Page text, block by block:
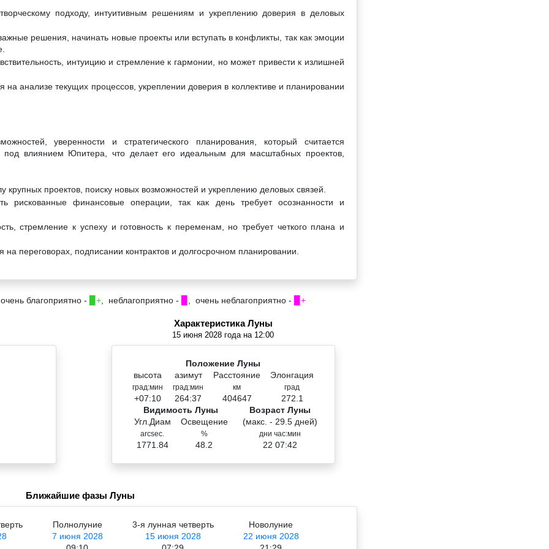
подходу, интуитивным решениям и укреплению доверия в деловых
решения, начинать новые проекты или вступать в конфликты, так как эмоции
интуицию и стремление к гармонии, но может привести к излишней
на анализе текущих процессов, укреплении доверия в коллективе и планировании
уверенности и стратегического планирования, который считается
влиянием Юпитера, что делает его идеальным для масштабных проектов,
крупных проектов, поиску новых возможностей и укреплению деловых связей.
рискованные финансовые операции, так как день требует осознанности и
стремление к успеху и готовность к переменам, но требует четкого плана и
переговорах, подписании контрактов и долгосрочном планировании.
благоприятно - ▉+ , неблагоприятно - , очень неблагоприятно - ▉+
Характеристика Луны
15 июня 2028 года на 12:00
Положение Луны
высота
град:мин
+07:10
азимут
град:мин
264:37
Расстояние
км
404647
Элонгация
град
272.1
Видимость Луны
Угл.Диам
arcsec.
1771.84
Освещение
%
48.2
Возраст Луны
(макс. - 29.5 дней)
дни час:мин
22 07:42
Ближайшие фазы Луны
Полнолуние
7 июня 2028
3-я лунная четверть
15 июня 2028
Новолуние
22 июня 2028